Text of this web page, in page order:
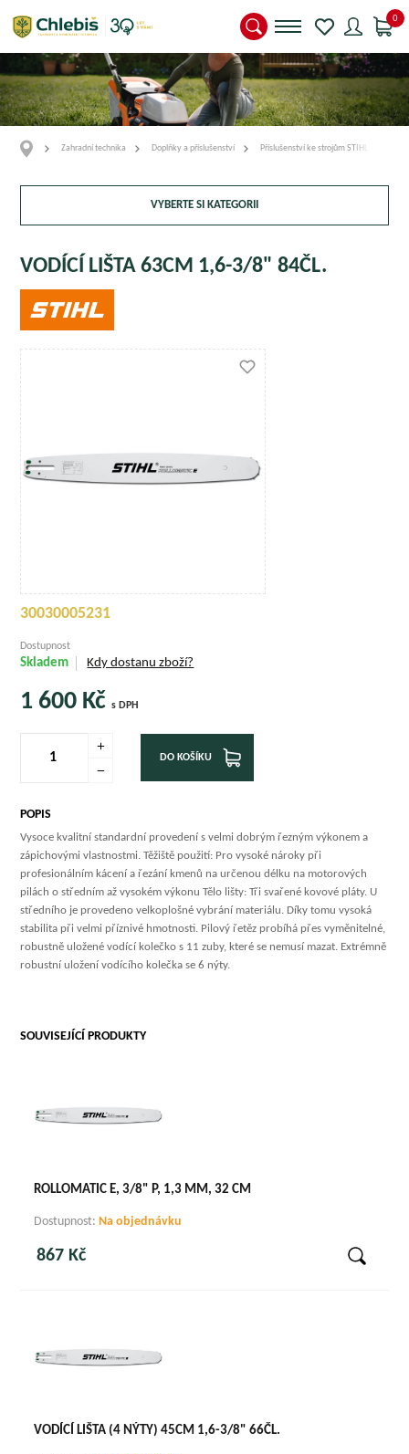
0
Zahradní technika Doplňky a příslušenství Příslušenství ke strojům STIHL
VYBERTE SI KATEGORII
VODÍCÍ LIŠTA 63CM 1,6-3/8" 84ČL.
30030005231
Dostupnost
Skladem Kdy dostanu zboží?
1 600 Kčs DPH
DO KOŠÍKU
POPIS
Vysoce kvalitní standardní provedení s velmi dobrým řezným výkonem a
zápichovými vlastnostmi. Těžiště použití: Pro vysoké nároky při
profesionálním kácení a řezání kmenů na určenou délku na motorových
pilách o středním až vysokém výkonu Tělo lišty: Tři svařené kovové pláty. U
středního je provedeno velkoplošné vybrání materiálu. Díky tomu vysoká
stabilita při velmi příznivé hmotnosti. Pilový řetěz probíhá přes vyměnitelné,
robustně uložené vodící kolečko s 11 zuby, které se nemusí mazat. Extrémně
robustní uložení vodícího kolečka se 6 nýty.
SOUVISEJÍCÍ PRODUKTY
ROLLOMATIC E, 3/8" P, 1,3 MM, 32 CM
Dostupnost:Na objednávku
867 Kč
VODÍCÍ LIŠTA (4 NÝTY) 45CM 1,6-3/8" 66ČL.